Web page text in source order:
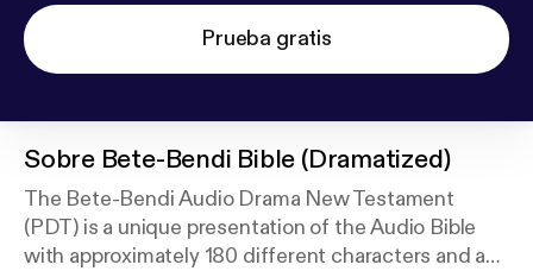
Prueba gratis
Sobre Bete-Bendi Bible (Dramatized)
The Bete-Bendi Audio Drama New Testament
(PDT) is a unique presentation of the Audio Bible
with approximately 180 different characters and a